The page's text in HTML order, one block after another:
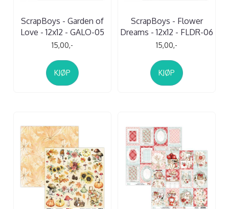
ScrapBoys - Garden of
Love - 12x12 - GALO-05
15,00,-
KJØP
ScrapBoys - Flower
Dreams - 12x12 - FLDR-06
15,00,-
KJØP